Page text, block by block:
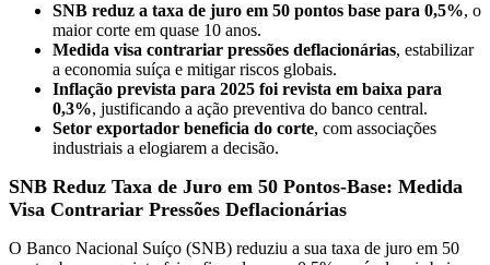
SNB reduz a taxa de juro em 50 pontos base para 0,5%, o
maior corte em quase 10 anos.
Medida visa contrariar pressões deflacionárias, estabilizar
a economia suíça e mitigar riscos globais.
Inflação prevista para 2025 foi revista em baixa para
0,3%, justificando a ação preventiva do banco central.
Setor exportador beneficia do corte, com associações
industriais a elogiarem a decisão.
SNB Reduz Taxa de Juro em 50 Pontos-Base: Medida
Visa Contrariar Pressões Deflacionárias
O Banco Nacional Suíço (SNB) reduziu a sua taxa de juro em 50